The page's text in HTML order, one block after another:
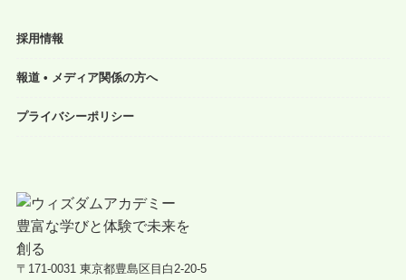
採用情報
報道 • メディア関係の方へ
プライバシーポリシー
〒171-0031 東京都豊島区目白2-20-5